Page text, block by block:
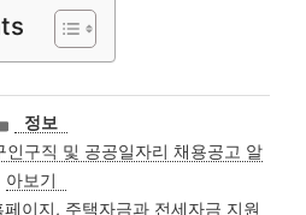
카
테
고
리
정보
인구직 및 공공일자리 채용공고 알
아보기
이지, 주택자금과 전세자금 지원